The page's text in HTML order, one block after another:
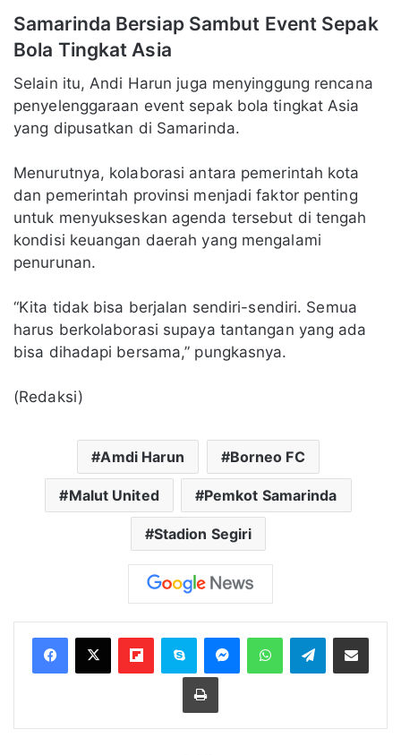
Samarinda Bersiap Sambut Event Sepak
Bola Tingkat Asia
Selain itu, Andi Harun juga menyinggung rencana
penyelenggaraan event sepak bola tingkat Asia
yang dipusatkan di Samarinda.
Menurutnya, kolaborasi antara pemerintah kota
dan pemerintah provinsi menjadi faktor penting
untuk menyukseskan agenda tersebut di tengah
kondisi keuangan daerah yang mengalami
penurunan.
“Kita tidak bisa berjalan sendiri-sendiri. Semua
harus berkolaborasi supaya tantangan yang ada
bisa dihadapi bersama,” pungkasnya.
(Redaksi)
Amdi Harun Borneo FC
Malut United Pemkot Samarinda
Stadion Segiri
FlipboardSkype MessengerWhatsAppTelegramBagikan melalui Email
Cetak